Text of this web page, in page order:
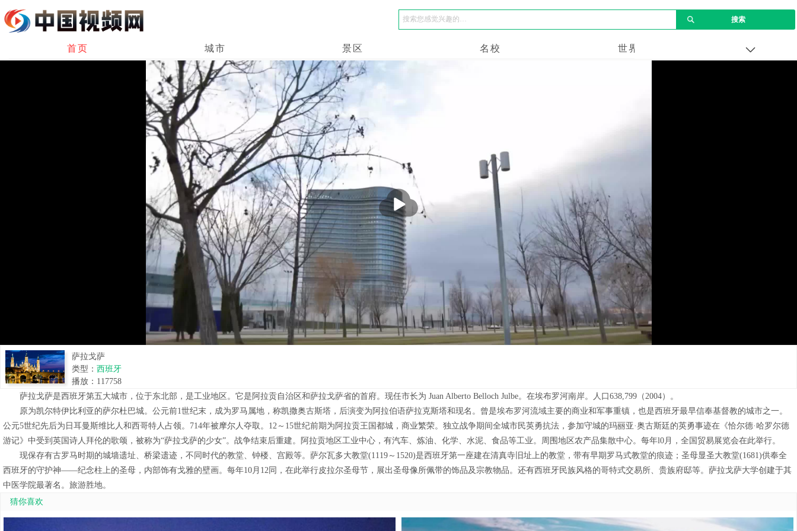
首页 城市 景区 名校 世界 企业
播
放
萨拉戈萨
类型： 西班牙
播放： 117758
萨拉戈萨是西班牙第五大城市，位于东北部，是工业地区。它是阿拉贡自治区和萨拉戈萨省的首府。现任市长为 Juan Alberto Belloch Julbe。在埃布罗河南岸。人口638,799（2004）。
原为凯尔特伊比利亚的萨尔杜巴城。公元前1世纪末，成为罗马属地，称凯撒奥古斯塔，后演变为阿拉伯语萨拉克斯塔和现名。曾是埃布罗河流域主要的商业和军事重镇，也是西班牙最早信奉基督教的城市之一。
公元5世纪先后为日耳曼斯维比人和西哥特人占领。714年被摩尔人夺取。12～15世纪前期为阿拉贡王国都城，商业繁荣。独立战争期间全城市民英勇抗法，参加守城的玛丽亚·奥古斯廷的英勇事迹在《恰尔德·哈罗尔德
游记》中受到英国诗人拜伦的歌颂，被称为“萨拉戈萨的少女”。战争结束后重建。阿拉贡地区工业中心，有汽车、炼油、化学、水泥、食品等工业。周围地区农产品集散中心。每年l0月，全国贸易展览会在此举行。
现保存有古罗马时期的城墙遗址、桥梁遗迹，不同时代的教堂、钟楼、宫殿等。萨尔瓦多大教堂(1119～1520)是西班牙第一座建在清真寺旧址上的教堂，带有早期罗马式教堂的痕迹；圣母显圣大教堂(1681)供奉全
西班牙的守护神——纪念柱上的圣母，内部饰有戈雅的壁画。每年10月12同，在此举行皮拉尔圣母节，展出圣母像所佩带的饰品及宗教物品。还有西班牙民族风格的哥特式交易所、贵族府邸等。萨拉戈萨大学创建于其
中医学院最著名。旅游胜地。
猜你喜欢